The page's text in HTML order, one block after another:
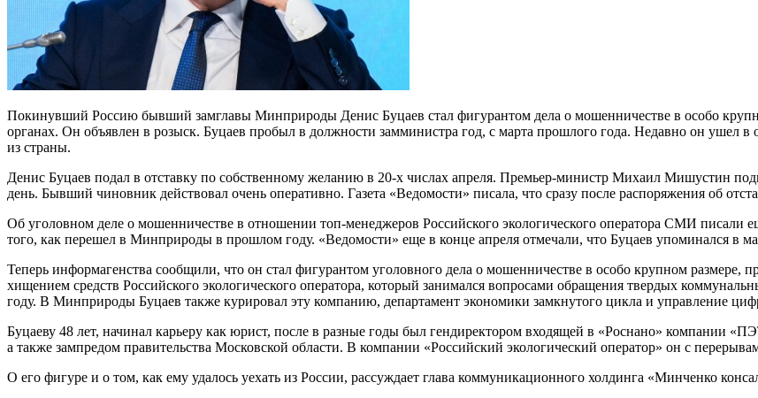
Покинувший Россию бывший замглавы Минприроды Денис Буцаев стал фигурантом дела о мошенничестве в особо
органах. Он объявлен в розыск. Буцаев пробыл в должности замминистра год, с марта прошлого года. Недавно он ушел
из страны.
Денис Буцаев подал в отставку по собственному желанию в 20-х числах апреля. Премьер-министр Михаил Мишустин
день. Бывший чиновник действовал очень оперативно. Газета «Ведомости» писала, что сразу после распоряжения об
Об уголовном деле о мошенничестве в отношении топ-менеджеров Российского экологического оператора СМИ писали
того, как перешел в Минприроды в прошлом году. «Ведомости» еще в конце апреля отмечали, что Буцаев упоминался в
Теперь информагенства сообщили, что он стал фигурантом уголовного дела о мошенничестве в особо крупном размере,
хищением средств Российского экологического оператора, который занимался вопросами обращения твердых
году. В Минприроды Буцаев также курировал эту компанию, департамент экономики замкнутого цикла и управление
Буцаеву 48 лет, начинал карьеру как юрист, после в разные годы был гендиректором входящей в «Роснано» компании
а также зампредом правительства Московской области. В компании «Российский экологический оператор» он с
О его фигуре и о том, как ему удалось уехать из России, рассуждает глава коммуникационного холдинга «Минченко